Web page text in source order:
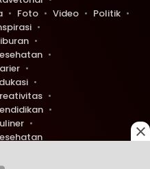
Foto Video
Politik